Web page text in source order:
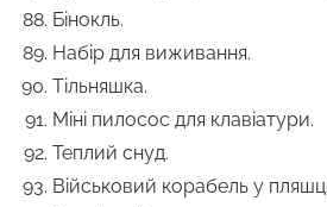
Бінокль.
Набір для виживання.
Тільняшка.
Міні пилосос для клавіатури.
Теплий снуд.
Військовий корабель у